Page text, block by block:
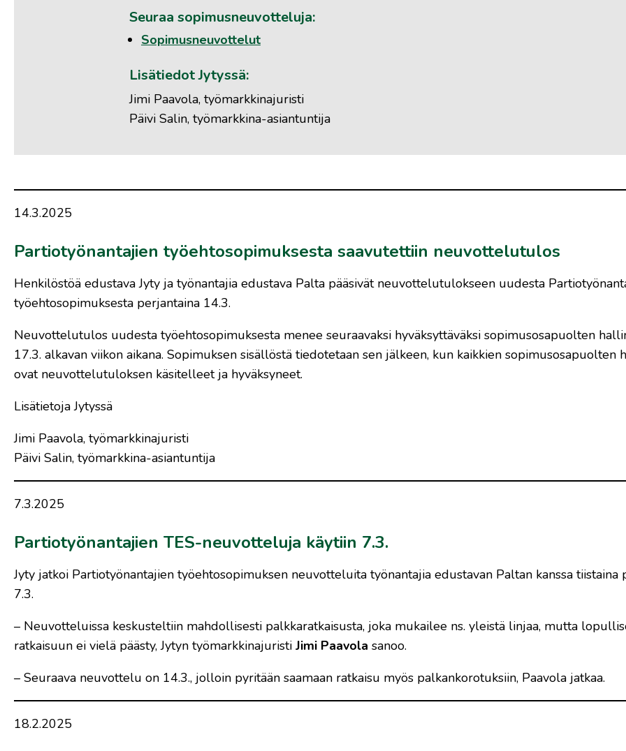
Seuraa sopimusneuvotteluja:
Sopimusneuvottelut
Lisätiedot Jytyssä:
Jimi Paavola, työmarkkinajuristi
Päivi Salin, työmarkkina-asiantuntija
14.3.2025
Partiotyönantajien työehtosopimuksesta saavutettiin neuvottelutulos
Henkilöstöä edustava Jyty ja työnantajia edustava Palta pääsivät neuvottelutulokseen uudesta
työehtosopimuksesta perjantaina 14.3.
Neuvottelutulos uudesta työehtosopimuksesta menee seuraavaksi hyväksyttäväksi sopimusosapuolten
17.3. alkavan viikon aikana. Sopimuksen sisällöstä tiedotetaan sen jälkeen, kun kaikkien sopimusosapuolten
ovat neuvottelutuloksen käsitelleet ja hyväksyneet.
Lisätietoja Jytyssä
Jimi Paavola, työmarkkinajuristi
Päivi Salin, työmarkkina-asiantuntija
7.3.2025
Partiotyönantajien TES-neuvotteluja käytiin 7.3.
Jyty jatkoi Partiotyönantajien työehtosopimuksen neuvotteluita työnantajia edustavan Paltan kanssa tiistaina
7.3.
– Neuvotteluissa keskusteltiin mahdollisesti palkkaratkaisusta, joka mukailee ns. yleistä linjaa, mutta
ratkaisuun ei vielä päästy, Jytyn työmarkkinajuristi Jimi Paavola sanoo.
– Seuraava neuvottelu on 14.3., jolloin pyritään saamaan ratkaisu myös palkankorotuksiin, Paavola jatkaa.
18.2.2025